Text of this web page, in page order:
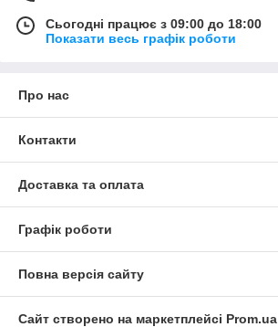
Сьогодні працює з 09:00 до 18:00
Показати весь графік роботи
Про нас
Контакти
Доставка та оплата
Графік роботи
Повна версія сайту
Сайт створено на маркетплейсі Prom.ua